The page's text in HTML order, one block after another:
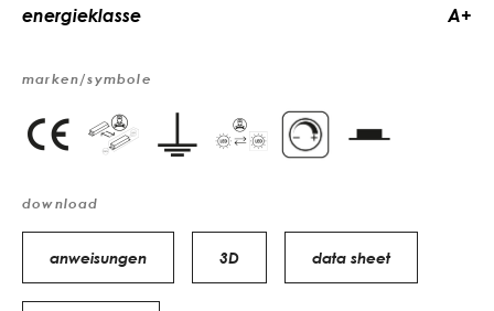
energieklasse A+
marken/symbole
download
anweisungen 3D data sheet